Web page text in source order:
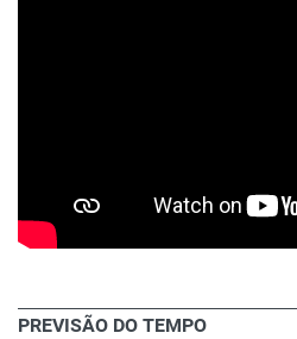
PREVISÃO DO TEMPO